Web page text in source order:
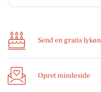
Send en gratis
Opret mindeside